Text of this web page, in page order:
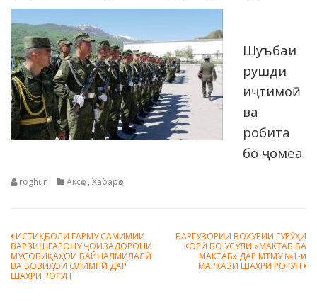
Шуъбаи
рушди
иҷтимоӣ
ва
робита
бо ҷомеа
roghun Аксҳо , Хабарҳо
Навигация
по
записям
ИСТИҚБОЛИ ГАРМУ САМИМИИ
ВАРЗИШГАРОНУ ҶОИЗАДОРОНИ
МУСОБИҚАҲОИ БАЙНАЛМИЛАЛӢ
ВА БОЗИҲОИ ОЛИМПӢ ДАР
ШАҲРИ РОҒУН
БАРГУЗОРИИ ВОХУРИИ ГУРӮҲИ
КОРӢ БО УСУЛИ «МАКТАБ БА
МАКТАБ» ДАР МТМУ №1-и
МАРКАЗИ ШАҲРИ РОҒУН